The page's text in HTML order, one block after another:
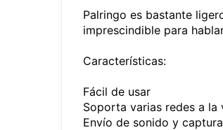
Palringo es bastante
imprescindible para
Características:
Fácil de usar
Soporta varias redes a la
Envío de sonido y